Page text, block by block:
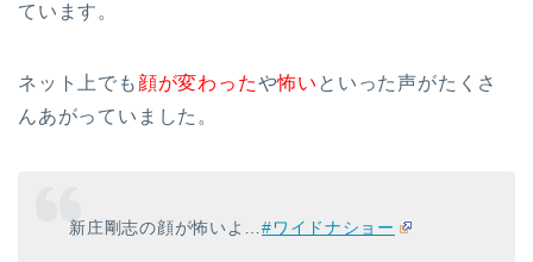
ています。
ネット上でも 顔が変わったや怖い といった声がたくさ
んあがっていました。
新庄剛志の顔が怖いよ…#ワイドナショー